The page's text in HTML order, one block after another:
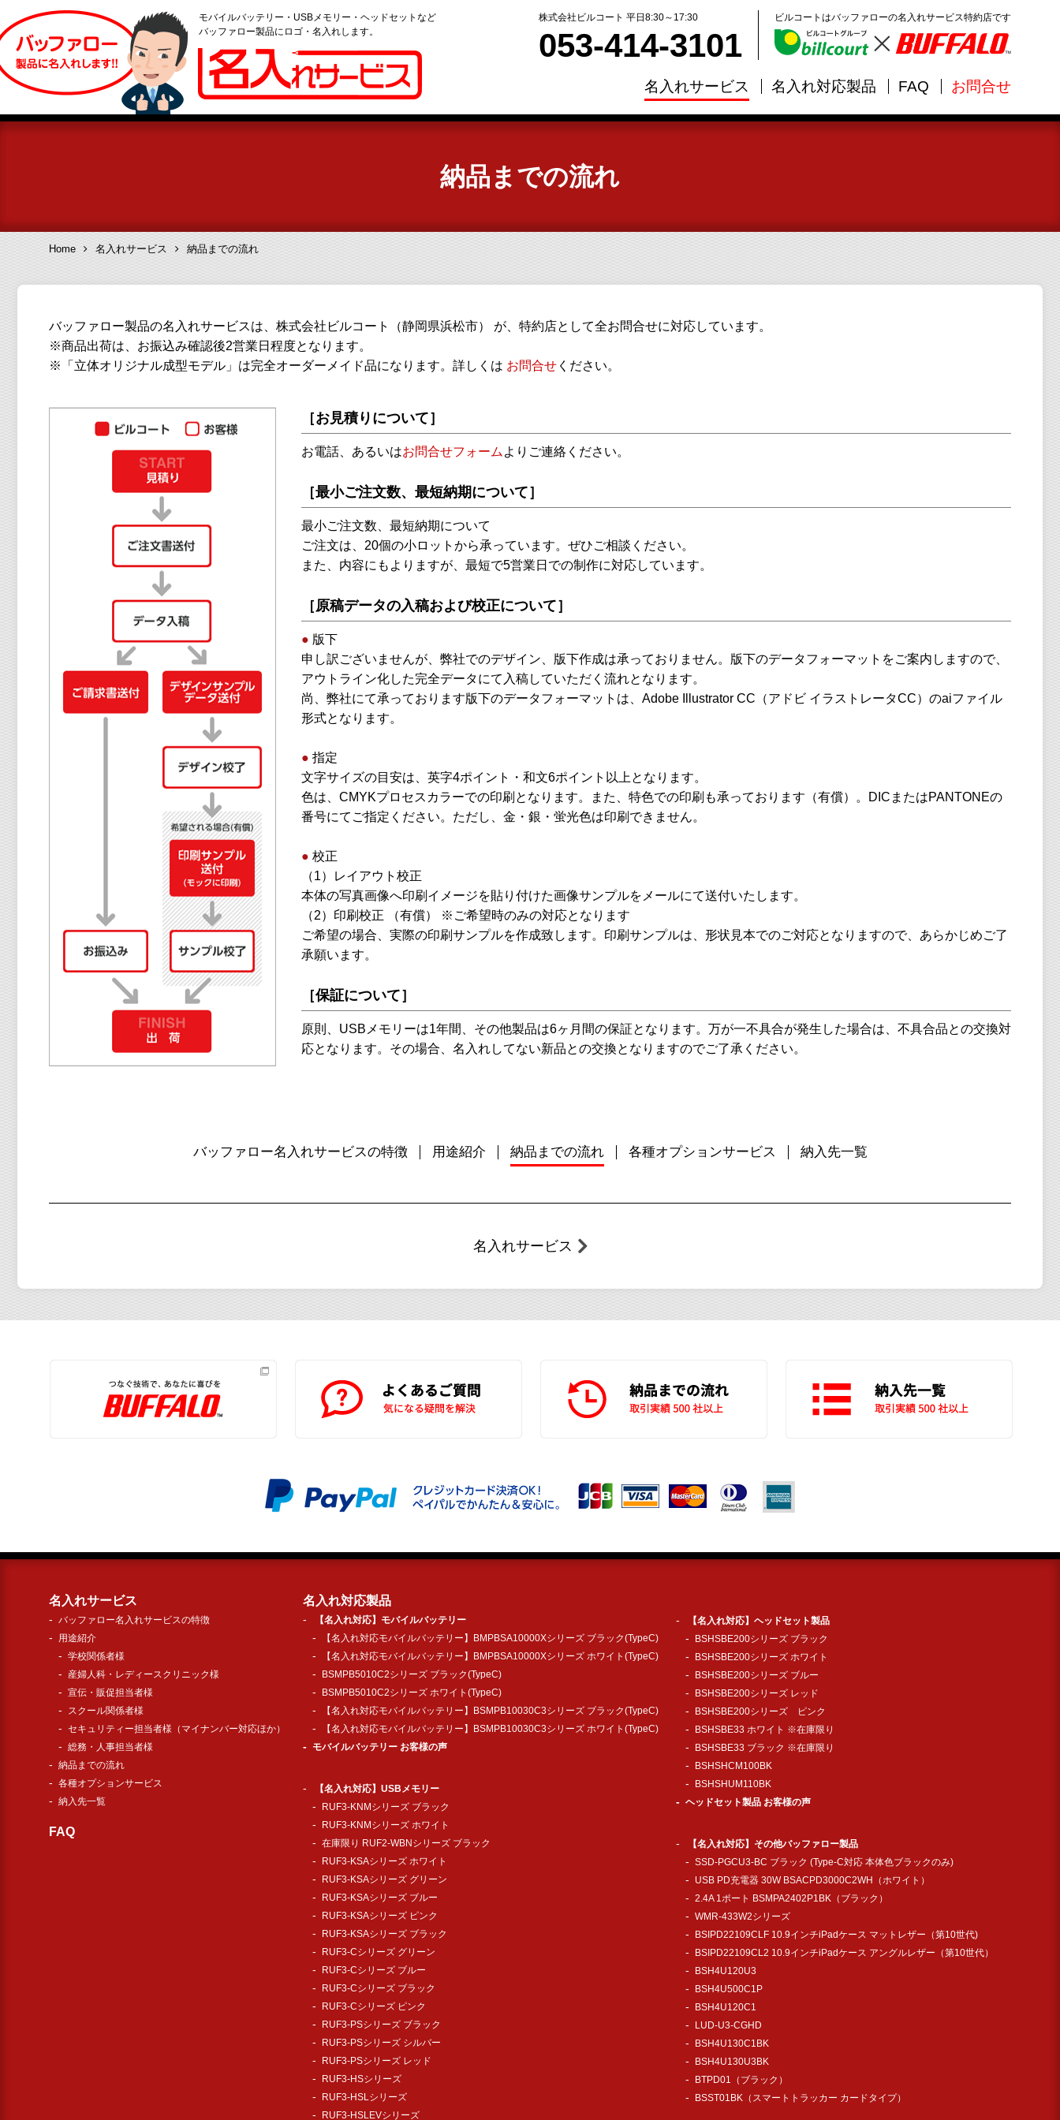
モバイルバッテリー・USBメモリー・ヘッドセットなど
バッファロー製品にロゴ・名入れします。
株式会社ビルコート 平日8:30～17:30
053-414-3101
ビルコートはバッファローの名入れサービス特約店です
名入れサービス 名入れ対応製品 FAQ お問合せ
納品までの流れ
Home 名入れサービス 納品までの流れ
バッファロー製品の名入れサービスは、株式会社ビルコート（静岡県浜松市） が、特約店として全お問合せに対応しています。
※商品出荷は、お振込み確認後2営業日程度となります。
※「立体オリジナル成型モデル」は完全オーダーメイド品になります。詳しくは お問合せ ください。
［お見積りについて］
お電話、あるいはお問合せフォーム よりご連絡ください。
［最小ご注文数、最短納期について］
最小ご注文数、最短納期について
ご注文は、20個の小ロットから承っています。ぜひご相談ください。
また、内容にもよりますが、最短で5営業日での制作に対応しています。
［原稿データの入稿および校正について］
● 版下
申し訳ございませんが、弊社でのデザイン、版下作成は承っておりません。版下のデータフォーマットをご案内しますので、
アウトライン化した完全データにて入稿していただく流れとなります。
尚、弊社にて承っております版下のデータフォーマットは、Adobe Illustrator CC（アドビ イラストレータCC）のaiファイル
形式となります。
● 指定
文字サイズの目安は、英字4ポイント・和文6ポイント以上となります。
色は、CMYKプロセスカラーでの印刷となります。また、特色での印刷も承っております（有償）。DICまたはPANTONEの
番号にてご指定ください。ただし、金・銀・蛍光色は印刷できません。
● 校正
（1）レイアウト校正
本体の写真画像へ印刷イメージを貼り付けた画像サンプルをメールにて送付いたします。
（2）印刷校正 （有償） ※ご希望時のみの対応となります
ご希望の場合、実際の印刷サンプルを作成致します。印刷サンプルは、形状見本でのご対応となりますので、あらかじめご了
承願います。
［保証について］
原則、USBメモリーは1年間、その他製品は6ヶ月間の保証となります。万が一不具合が発生した場合は、不具合品との交換対
応となります。その場合、名入れしてない新品との交換となりますのでご了承ください。
バッファロー名入れサービスの特徴 用途紹介 納品までの流れ 各種オプションサービス 納入先一覧
名入れサービス
名入れサービス
バッファロー名入れサービスの特徴
用途紹介
学校関係者様
産婦人科・レディースクリニック様
宣伝・販促担当者様
スクール関係者様
セキュリティー担当者様（マイナンバー対応ほか）
総務・人事担当者様
納品までの流れ
各種オプションサービス
納入先一覧
FAQ
名入れ対応製品
【名入れ対応】モバイルバッテリー
【名入れ対応モバイルバッテリー】BMPBSA10000Xシリーズ ブラック(TypeC)
【名入れ対応モバイルバッテリー】BMPBSA10000Xシリーズ ホワイト(TypeC)
BSMPB5010C2シリーズ ブラック(TypeC)
BSMPB5010C2シリーズ ホワイト(TypeC)
【名入れ対応モバイルバッテリー】BSMPB10030C3シリーズ ブラック(TypeC)
【名入れ対応モバイルバッテリー】BSMPB10030C3シリーズ ホワイト(TypeC)
モバイルバッテリー お客様の声
【名入れ対応】USBメモリー
RUF3-KNMシリーズ ブラック
RUF3-KNMシリーズ ホワイト
在庫限り RUF2-WBNシリーズ ブラック
RUF3-KSAシリーズ ホワイト
RUF3-KSAシリーズ グリーン
RUF3-KSAシリーズ ブルー
RUF3-KSAシリーズ ピンク
RUF3-KSAシリーズ ブラック
RUF3-Cシリーズ グリーン
RUF3-Cシリーズ ブルー
RUF3-Cシリーズ ブラック
RUF3-Cシリーズ ピンク
RUF3-PSシリーズ ブラック
RUF3-PSシリーズ シルバー
RUF3-PSシリーズ レッド
RUF3-HSシリーズ
RUF3-HSLシリーズ
RUF3-HSLEVシリーズ
【名入れ対応】ヘッドセット製品
BSHSBE200シリーズ ブラック
BSHSBE200シリーズ ホワイト
BSHSBE200シリーズ ブルー
BSHSBE200シリーズ レッド
BSHSBE200シリーズ ピンク
BSHSBE33 ホワイト ※在庫限り
BSHSBE33 ブラック ※在庫限り
BSHSHCM100BK
BSHSHUM110BK
ヘッドセット製品 お客様の声
【名入れ対応】その他バッファロー製品
SSD-PGCU3-BC ブラック (Type-C対応 本体色ブラックのみ)
USB PD充電器 30W BSACPD3000C2WH（ホワイト）
2.4A 1ポート BSMPA2402P1BK（ブラック）
WMR-433W2シリーズ
BSIPD22109CLF 10.9インチiPadケース マットレザー（第10世代)
BSIPD22109CL2 10.9インチiPadケース アングルレザー（第10世代）
BSH4U120U3
BSH4U500C1P
BSH4U120C1
LUD-U3-CGHD
BSH4U130C1BK
BSH4U130U3BK
BTPD01（ブラック）
BSST01BK（スマートトラッカー カードタイプ）